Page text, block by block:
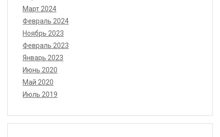
Март 2024
Февраль 2024
Ноябрь 2023
Февраль 2023
Январь 2023
Июнь 2020
Май 2020
Июль 2019